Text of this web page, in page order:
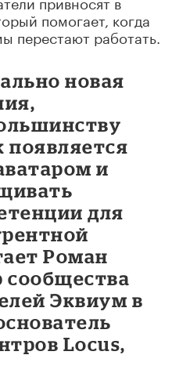
помогает, когда
перестают работать.
новая
появляется
и
для
Роман
сообщества
Эквиум в
Locus,